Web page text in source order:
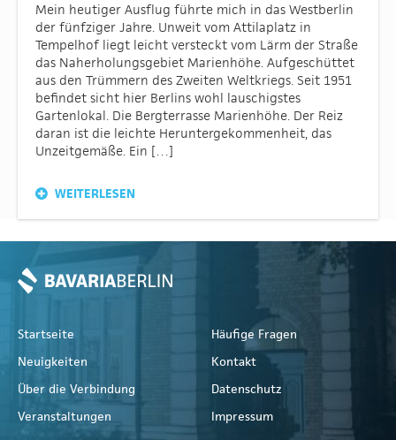
Mein heutiger Ausflug führte mich in das Westberlin
der fünfziger Jahre. Unweit vom Attilaplatz in
Tempelhof liegt leicht versteckt vom Lärm der Straße
das Naherholungsgebiet Marienhöhe. Aufgeschüttet
aus den Trümmern des Zweiten Weltkriegs. Seit 1951
befindet sicht hier Berlins wohl lauschigstes
Gartenlokal. Die Bergterrasse Marienhöhe. Der Reiz
daran ist die leichte Heruntergekommenheit, das
Unzeitgemäße. Ein […]
WEITERLESEN
Startseite
Neuigkeiten
Über die Verbindung
Veranstaltungen
Häufige Fragen
Kontakt
Datenschutz
Impressum